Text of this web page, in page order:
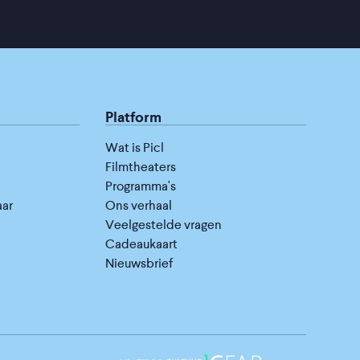
Platform
Wat is Picl
Filmtheaters
Programma's
Ons verhaal
Veelgestelde vragen
Cadeaukaart
Nieuwsbrief